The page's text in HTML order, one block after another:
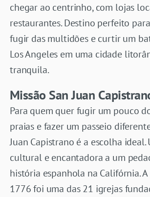
chegar ao centrinho, com lojas
restaurantes. Destino perfeito
fugir das multidões e curtir um
Los Angeles em uma cidade
tranquila.
Missão San Juan
Para quem quer fugir um pouco
praias e fazer um passeio
Juan Capistrano é a escolha ideal.
cultural e encantadora a um
história espanhola na Califórnia. A
1776 foi uma das 21 igrejas